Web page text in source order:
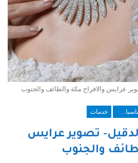
عرايس والافراح مكة والطائف والجنوب
خدمات
تصوير عرايس
والجنوب